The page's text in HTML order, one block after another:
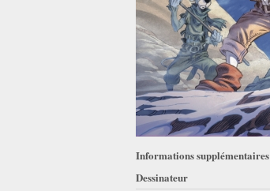
Informations supplémentaires
Dessinateur